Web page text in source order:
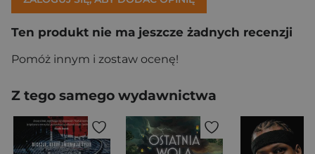
Ten produkt nie ma jeszcze żadnych recenzji
Pomóż innym i zostaw ocenę!
Z tego samego wydawnictwa